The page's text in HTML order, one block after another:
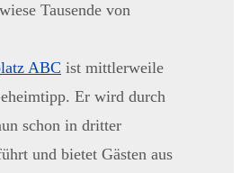
Tausende von
ABC ist mittlerweile
Er wird durch
schon in dritter
und bietet Gästen aus